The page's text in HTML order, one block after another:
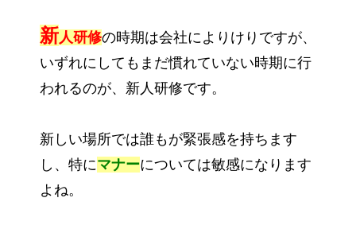
新人研修の時期は会社によりけりですが、
いずれにしてもまだ慣れていない時期に行
われるのが、新人研修です。
新しい場所では誰もが緊張感を持ちます
し、特にマナーについては敏感になります
よね。